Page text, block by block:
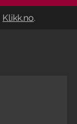
Klikk.no.